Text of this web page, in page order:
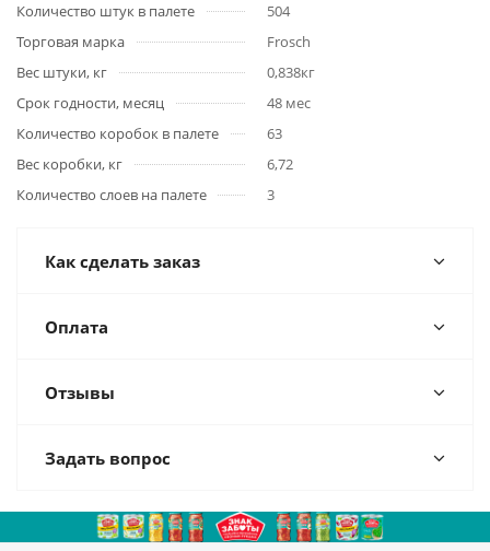
Количество штук в палете
504
Торговая марка
Frosch
Вес штуки, кг
0,838кг
Срок годности, месяц
48 мес
Количество коробок в палете
63
Вес коробки, кг
6,72
Количество слоев на палете
3
Как сделать заказ
Оплата
Отзывы
Задать вопрос